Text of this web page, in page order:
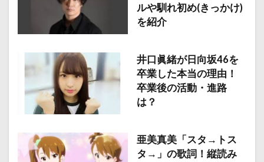
ルや馴れ初め(きっかけ)
を紹介
井口眞緒が日向坂46を
卒業した本当の理由！
卒業後の活動・進路
は？
亜美真美「スタ→トス
タ→」の歌詞！縦読み